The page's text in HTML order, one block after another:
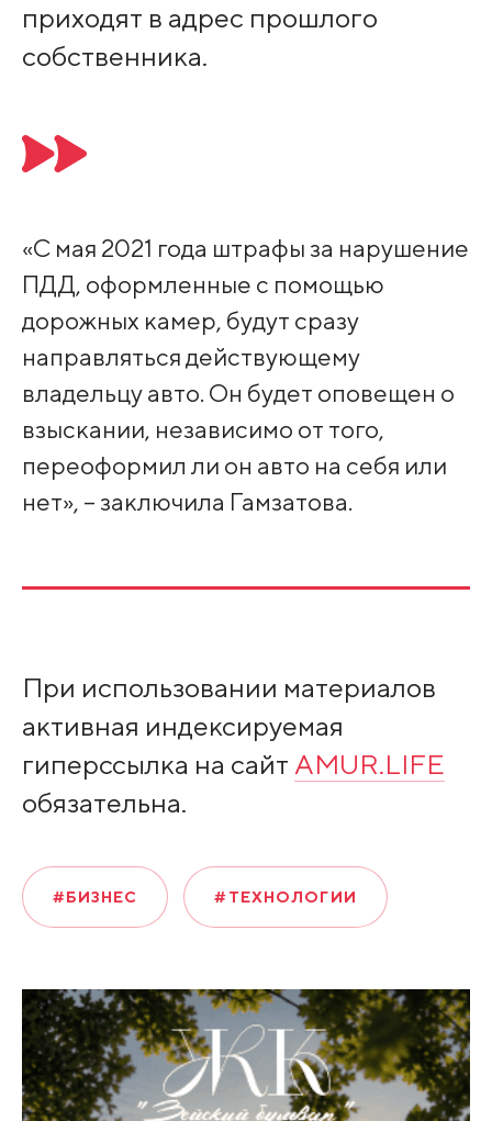
приходят в адрес прошлого
собственника.
«С мая 2021 года штрафы за нарушение
ПДД, оформленные с помощью
дорожных камер, будут сразу
направляться действующему
владельцу авто. Он будет оповещен о
взыскании, независимо от того,
переоформил ли он авто на себя или
нет», – заключила Гамзатова.
При использовании материалов
активная индексируемая
гиперссылка на сайт AMUR.LIFE
обязательна.
#БИЗНЕС #ТЕХНОЛОГИИ